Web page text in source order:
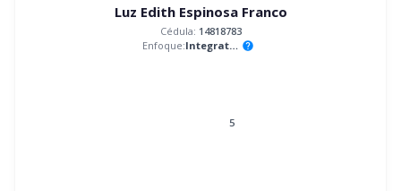
Luz Edith Espinosa Franco
Cédula: 14818783
Enfoque:
Integrativo help
5